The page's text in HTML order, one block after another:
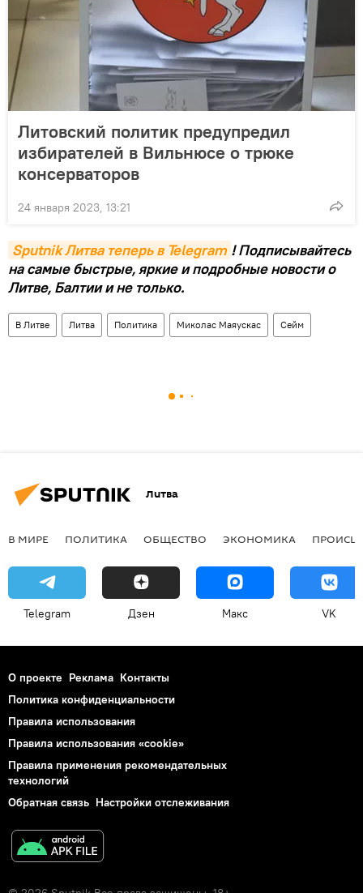
Литовский политик предупредил
избирателей в Вильнюсе о трюке
консерваторов
24 января 2023, 13:21
Sputnik Литва теперь в Telegram ! Подписывайтесь
на самые быстрые, яркие и подробные новости о
Литве, Балтии и не только.
В Литве Литва Политика Миколас Маяускас Сейм
Литва
В МИРЕ ПОЛИТИКА ОБЩЕСТВО ЭКОНОМИКА
Telegram Дзен Макс VK
О проекте Реклама Контакты
Политика конфиденциальности
Правила использования
Правила использования «cookie»
Правила применения рекомендательных
технологий
Обратная связь Настройки отслеживания